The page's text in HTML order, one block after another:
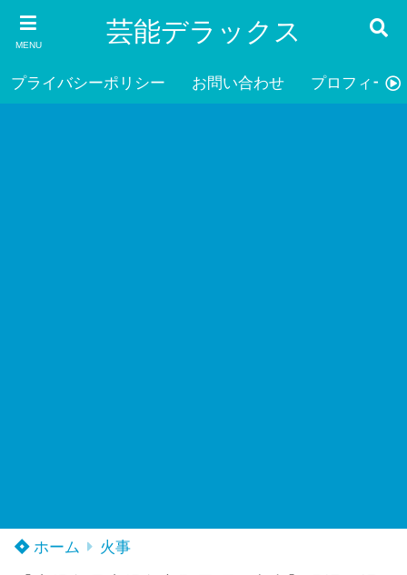
MENU 芸能デラックス
プライバシーポリシー お問い合わせ プロフィール
ホーム 火事